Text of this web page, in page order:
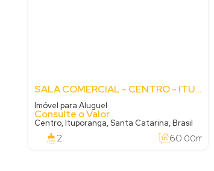
SALA COMERCIAL - CENTRO - ITUPORANGA
Consulte o Valor
Imóvel para Aluguel
Centro, Ituporanga, Santa Catarina, Brasil
2 60.00m²